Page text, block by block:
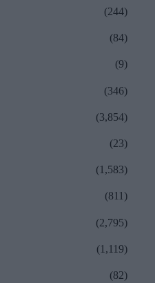
(244)
(84)
(9)
(346)
(3,854)
(23)
(1,583)
(811)
(2,795)
(1,119)
(82)